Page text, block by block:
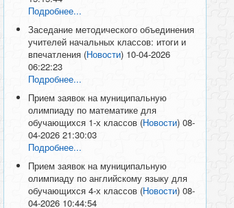
Подробнее...
Заседание методического объединения
учителей начальных классов: итоги и
впечатления (Новости) 10-04-2026
06:22:23
Подробнее...
Прием заявок на муниципальную
олимпиаду по математике для
обучающихся 1-х классов (Новости)08-
04-2026 21:30:03
Подробнее...
Прием заявок на муниципальную
олимпиаду по английскому языку для
обучающихся 4-х классов (Новости)08-
04-2026 10:44:54